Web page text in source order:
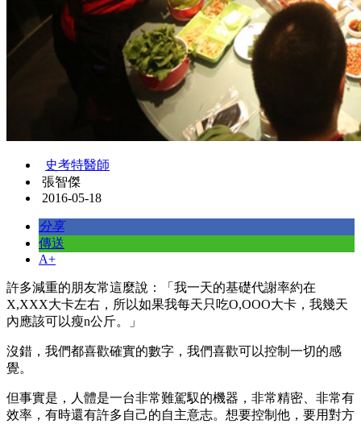
史考特醫師
張智傑
2016-05-18
分享
傳送
A+
許多減重的朋友常這麼說：「我一天的基礎代謝率約在
X,XXX大卡左右，所以如果我每天只吃O,OOO大卡，我幾天
內應該可以瘦n公斤。」
沒錯，我們都喜歡確實的數字，我們喜歡可以控制一切的感
覺。
但事實是，人體是一台非常難駕馭的機器，非常精密、非常有
效率，有時還有許多自己的自主意志。想要控制他，要用對方